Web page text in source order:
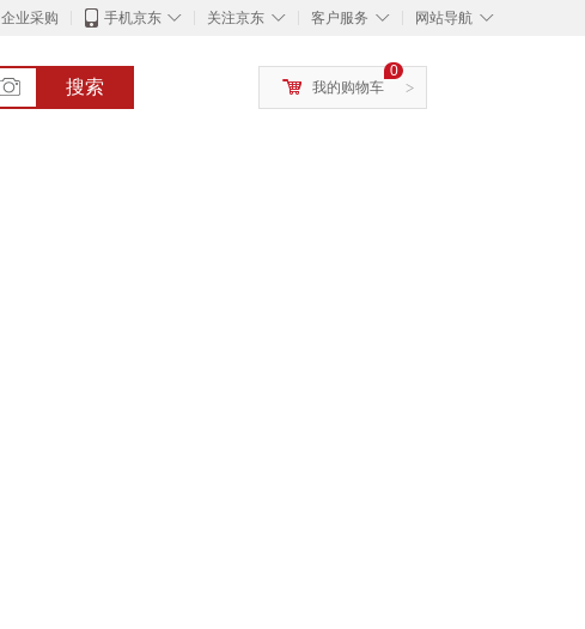
企业采购 ◇
手机京东 ◇
关注京东 ◇
客户服务 ◇
网站导航
搜索 >
0
我的购物车